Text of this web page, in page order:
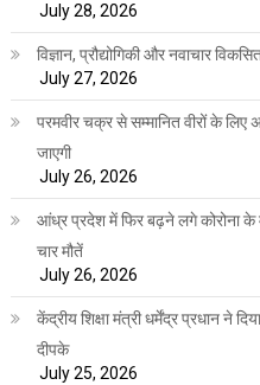
July 28, 2026
विज्ञान, प्रौद्योगिकी और नवाचार
July 27, 2026
परमवीर चक्र से सम्मानित वीरों के
जाएगी
July 26, 2026
आंध्र प्रदेश में फिर बढ़ने लगे कोरोना
चार मौतें
July 26, 2026
केंद्रीय शिक्षा मंत्री धर्मेंद्र प्रधान ने
दीपके
July 25, 2026